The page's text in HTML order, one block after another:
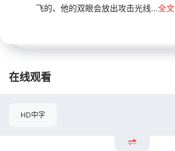
飞的、他的双眼会放出攻击光线...全文
在线观看
HD中字